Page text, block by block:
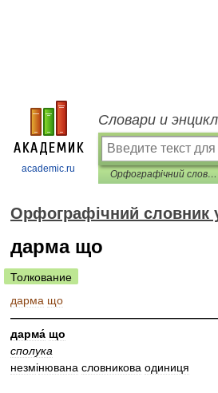
academic.ru
Словари и
Орфографічний словник української мови
Орфографічний словник
дарма що
Толкование
дарма що
дарма́ що
сполука
незмінювана словникова одиниця